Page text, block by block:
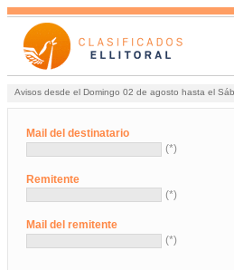
Avisos desde el Domingo 02 de agosto hasta el
Mail del destinatario
(*)
Remitente
(*)
Mail del remitente
(*)